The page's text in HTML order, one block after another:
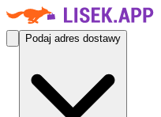
Podaj adres dostawy